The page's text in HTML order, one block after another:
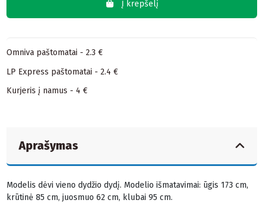
Į krepšelį
Omniva paštomatai - 2.3 €
LP Express paštomatai - 2.4 €
Kurjeris į namus - 4 €
Aprašymas
Modelis dėvi vieno dydžio dydį. Modelio išmatavimai: ūgis 173 cm,
krūtinė 85 cm, juosmuo 62 cm, klubai 95 cm.